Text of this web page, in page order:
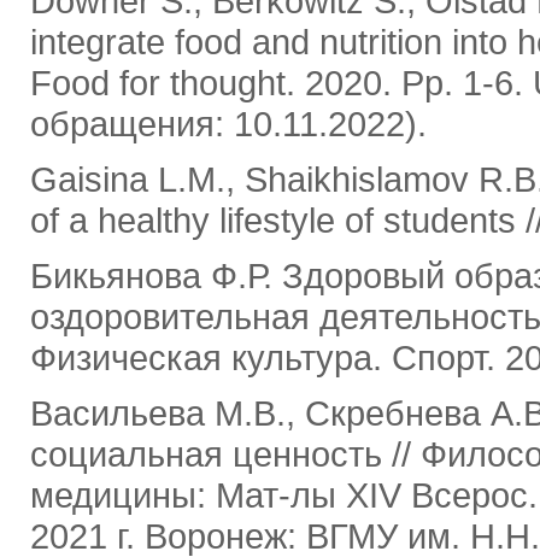
integrate food and nutrition into
Food for thought. 2020. Pp. 1-
обращения: 10.11.2022).
Gaisina L.M., Shaikhislamov
of a healthy lifestyle of students
Бикьянова Ф.Р. Здоровый
оздоровительная
Физическая культура. Спорт.
Васильева М.В., Скребнева
социальная ценность //
медицины: Мат-лы XIV
2021 г. Воронеж: ВГМУ им.